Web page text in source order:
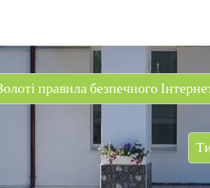
правила безпечного